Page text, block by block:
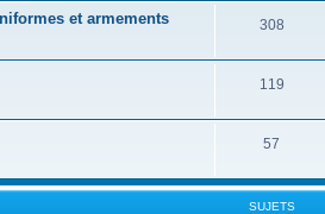
et armements 308
119
57
SUJETS